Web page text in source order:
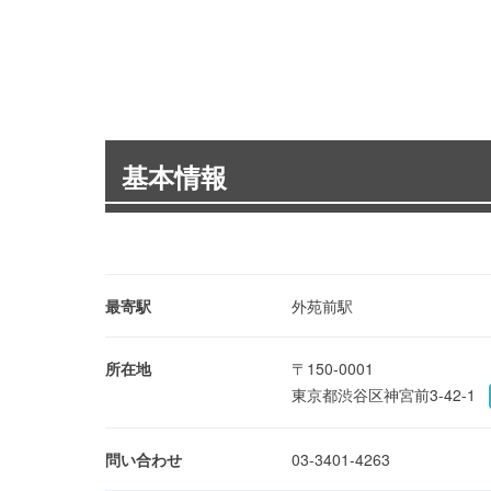
基本情報
最寄駅 外苑前駅
所在地
〒150-0001
東京都渋谷区神宮前3-42-1
問い合わせ 03-3401-4263